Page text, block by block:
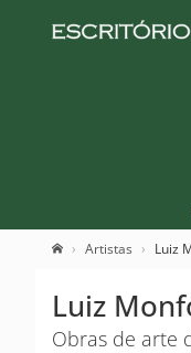
Artistas Luiz
Luiz
Obras de arte